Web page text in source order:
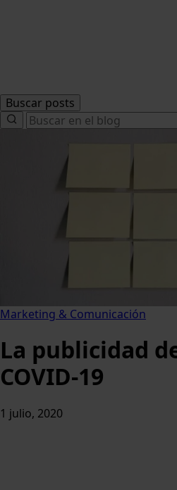
Buscar posts
Search
for:
Marketing & Comunicación
La publicidad
COVID-19
1 julio, 2020